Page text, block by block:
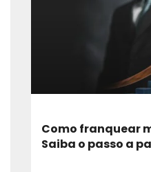
Como franquear
Saiba o passo a